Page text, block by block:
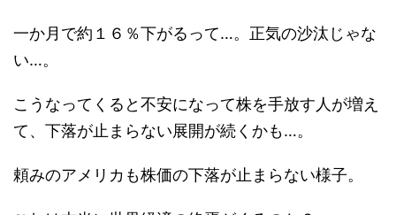
一か月で約１６％下がるって…。正気の沙汰じゃな
い…。
こうなってくると不安になって株を手放す人が増え
て、下落が止まらない展開が続くかも…。
頼みのアメリカも株価の下落が止まらない様子。